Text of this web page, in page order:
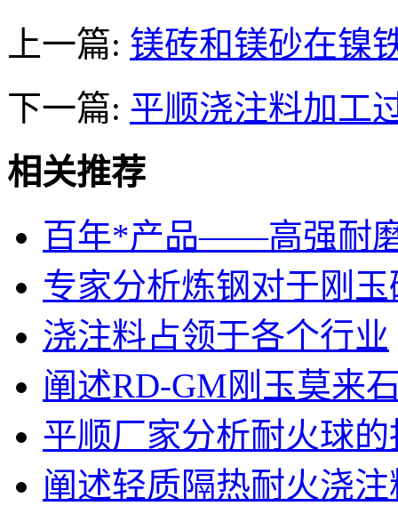
上一篇: 镁砖和镁砂在镍
下一篇: 平顺浇注料加工
相关推荐
百年*产品——高强耐
专家分析炼钢对于刚
浇注料占领于各个行业
阐述RD-GM刚玉莫来
平顺厂家分析耐火球
阐述轻质隔热耐火浇注